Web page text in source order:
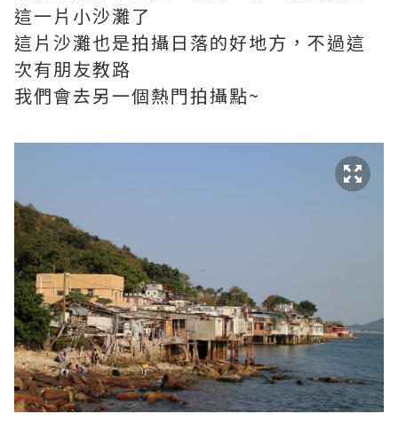
這一片小沙灘了
這片沙灘也是拍攝日落的好地方，不過這
次有朋友教路
我們會去另一個熱門拍攝點~